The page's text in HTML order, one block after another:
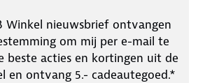
Winkel nieuwsbrief ontvangen
om mij per e-mail te
beste acties en kortingen uit de
en ontvang 5.- cadeautegoed.*